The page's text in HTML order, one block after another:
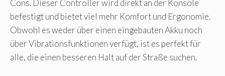
Cons. Dieser Controller wird direkt an der Konsole
befestigt und bietet viel mehr Komfort und Ergonomie.
Obwohl es weder über einen eingebauten Akku noch
über Vibrationsfunktionen verfügt, ist es perfekt für
alle, die einen besseren Halt auf der Straße suchen.